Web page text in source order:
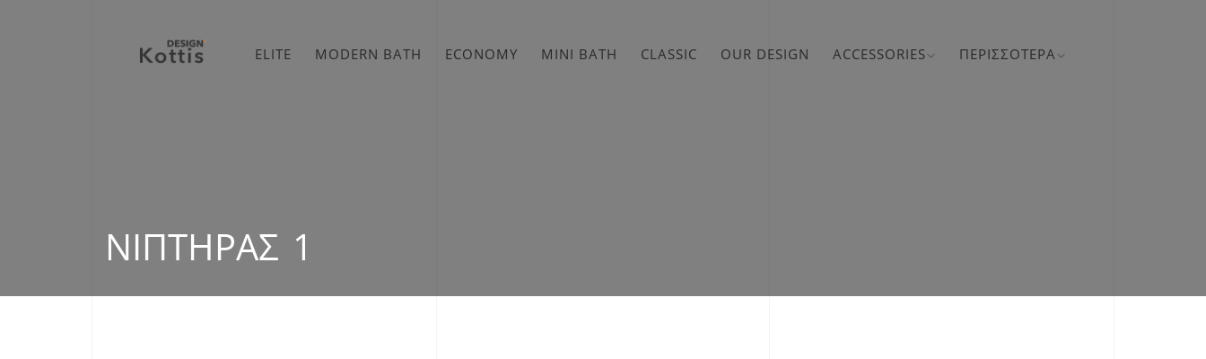
ELITE MODERN BATH ECONOMY MINI BATH CLASSIC OUR DESIGN ACCESSORIES ΠΕΡΙΣΣΌΤΕΡΑ
ΝΙΠΤΉΡΑΣ 1